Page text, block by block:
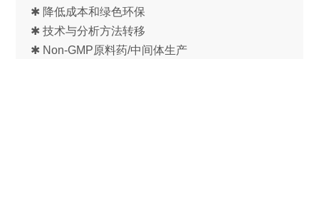
✱ 降低成本和绿色环保
✱ 技术与分析方法转移
✱ Non-GMP原料药/中间体生产